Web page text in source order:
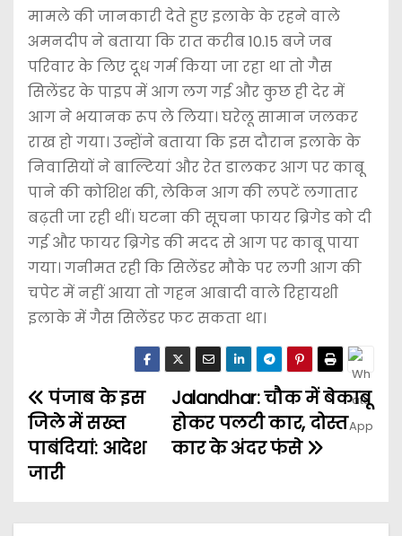
मामले की जानकारी देते हुए इलाके के रहने वाले
अमनदीप ने बताया कि रात करीब 10.15 बजे जब
परिवार के लिए दूध गर्म किया जा रहा था तो गैस
सिलेंडर के पाइप में आग लग गई और कुछ ही देर में
आग ने भयानक रूप ले लिया। घरेलू सामान जलकर
राख हो गया। उन्होंने बताया कि इस दौरान इलाके के
निवासियों ने बाल्टियां और रेत डालकर आग पर काबू
पाने की कोशिश की, लेकिन आग की लपटें लगातार
बढ़ती जा रही थीं। घटना की सूचना फायर ब्रिगेड को दी
गई और फायर ब्रिगेड की मदद से आग पर काबू पाया
गया। गनीमत रही कि सिलेंडर मौके पर लगी आग की
चपेट में नहीं आया तो गहन आबादी वाले रिहायशी
इलाके में गैस सिलेंडर फट सकता था।
Jalandhar: चौक में बेकाबू
होकर पलटी कार, दोस्त
कार के अंदर फंसे
पंजाब के इस
जिले में सख्त
पाबंदियां: आदेश
जारी